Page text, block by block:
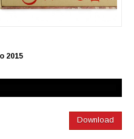
2015
Download